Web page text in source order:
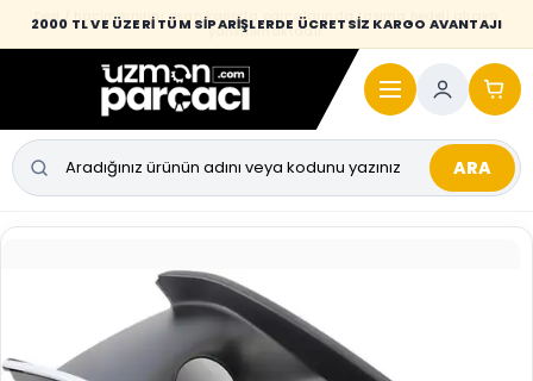
2000 TL VE ÜZERİ TÜM SİPARİŞLERDE ÜCRETSİZ KARGO AVANTAJI
Desi / hacim sınırını aşan kaporta parçalarında taşıma bedeli alıcıya
yansıtılmaktadır.
ARA